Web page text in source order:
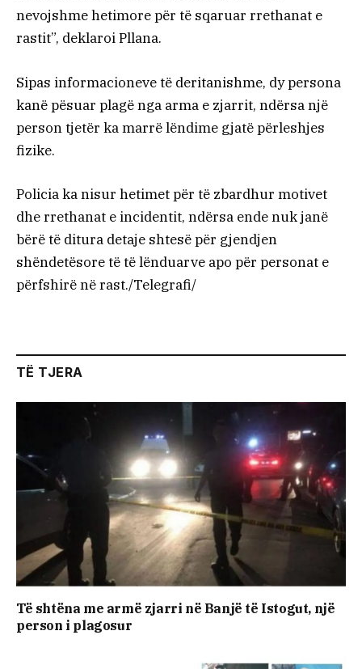
nevojshme hetimore për të sqaruar rrethanat e
rastit”, deklaroi Pllana.
Sipas informacioneve të deritanishme, dy persona
kanë pësuar plagë nga arma e zjarrit, ndërsa një
person tjetër ka marrë lëndime gjatë përleshjes
fizike.
Policia ka nisur hetimet për të zbardhur motivet
dhe rrethanat e incidentit, ndërsa ende nuk janë
bërë të ditura detaje shtesë për gjendjen
shëndetësore të të lënduarve apo për personat e
përfshirë në rast./Telegrafi/
TË TJERA
Të shtëna me armë zjarri në Banjë të Istogut, një
person i plagosur